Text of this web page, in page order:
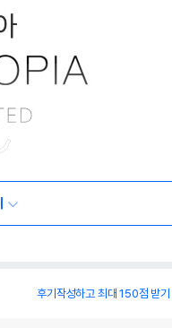
후기작성하고 최대 150점 받기